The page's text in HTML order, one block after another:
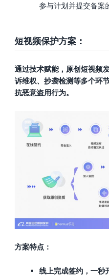
参与计划并提交备案
短视频保护方案 ：
通过技术赋能，原创短视频
诉维权、抄袭检测等多个环
抗恶意盗用行为。
方案特点：
线上完成签约，一秒